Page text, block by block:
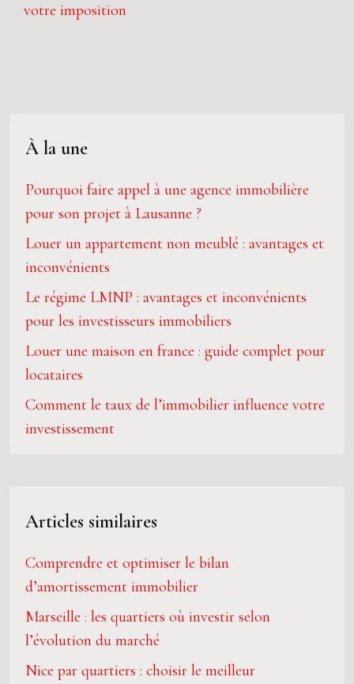
votre imposition
À la une
Pourquoi faire appel à une agence immobilière
pour son projet à Lausanne ?
Louer un appartement non meublé : avantages et
inconvénients
Le régime LMNP : avantages et inconvénients
pour les investisseurs immobiliers
Louer une maison en france : guide complet pour
locataires
Comment le taux de l’immobilier influence votre
investissement
Articles similaires
Comprendre et optimiser le bilan
d’amortissement immobilier
Marseille : les quartiers où investir selon
l’évolution du marché
Nice par quartiers : choisir le meilleur